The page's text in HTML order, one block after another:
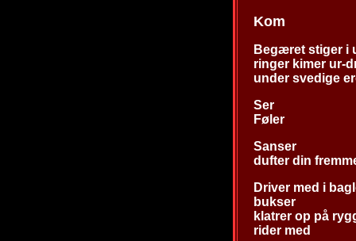
Kom
Begæret stiger i
ringer kimer ur-
under svedige
Ser
Føler
Sanser
dufter din
Driver med i
bukser
klatrer op på
rider med